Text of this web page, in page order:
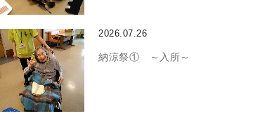
2026.07.26
納涼祭① ～入所～